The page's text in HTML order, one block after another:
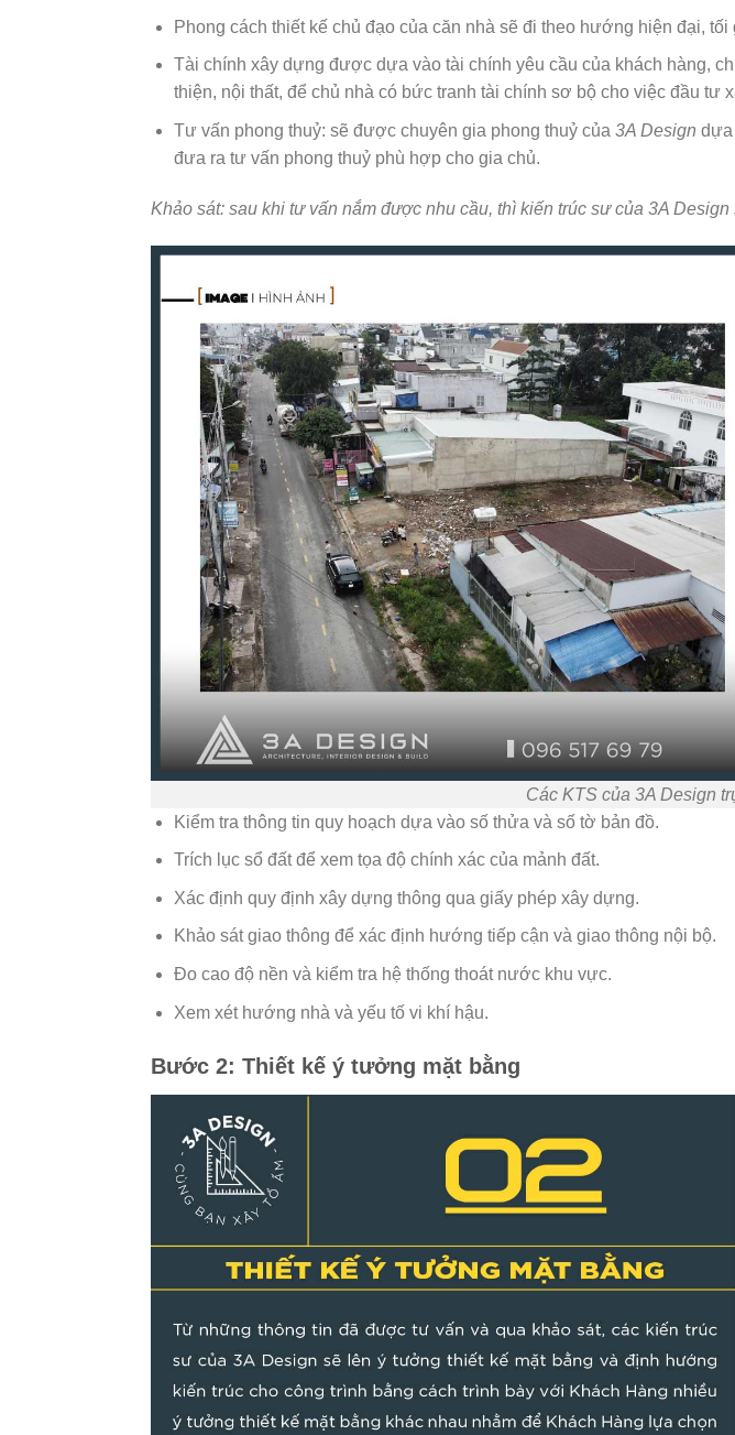
Phong cách thiết kế chủ đạo của căn nhà sẽ đi theo hướng hiện đại,
Tài chính xây dựng được dựa vào tài chính yêu cầu của khách hàng,
thiện, nội thất, để chủ nhà có bức tranh tài chính sơ bộ cho việc đầu tư
Tư vấn phong thuỷ: sẽ được chuyên gia phong thuỷ của 3A Design dựa
đưa ra tư vấn phong thuỷ phù hợp cho gia chủ.
Khảo sát: sau khi tư vấn nắm được nhu cầu, thì kiến trúc sư của 3A
Các KTS của 3A Design
Kiểm tra thông tin quy hoạch dựa vào số thửa và số tờ bản đồ.
Trích lục sổ đất để xem tọa độ chính xác của mảnh đất.
Xác định quy định xây dựng thông qua giấy phép xây dựng.
Khảo sát giao thông để xác định hướng tiếp cận và giao thông nội bộ.
Đo cao độ nền và kiểm tra hệ thống thoát nước khu vực.
Xem xét hướng nhà và yếu tố vi khí hậu.
Bước 2: Thiết kế ý tưởng mặt bằng